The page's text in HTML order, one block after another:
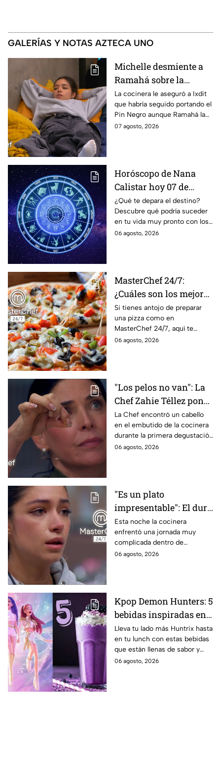
GALERÍAS Y NOTAS AZTECA UNO
Michelle desmiente a
Ramahá sobre la
designación del Pin
Negro a un integrante
de las "Divas" en
MasterChef 24/7
La cocinera le aseguró a Ixdit
que habría seguido portando el
Pin Negro aunque Ramahá la
hubiera subido al balcón
07 agosto, 2026
Horóscopo de Nana
Calistar hoy 07 de
agosto; estos signos
podrían dejar de estar
solteros más pronto de
lo que imaginan y
¿Qué te depara el destino?
Descubre qué podría suceder
en tu vida muy pronto con los
horóscopos de Nana Calistar;
06 agosto, 2026
MasterChef 24/7:
¿Cuáles son los mejores
quesos para preparar
pizza en casa?
Si tienes antojo de preparar
una pizza como en
MasterChef 24/7, aquí te
contamos todo lo que debes
06 agosto, 2026
"Los pelos no van": La
Chef Zahie Téllez pone
en evidencia a Carmen
en la gala de mandiles
negros de MasterChef
24/7
La Chef encontró un cabello
en el embutido de la cocinera
durante la primera degustación
de la noche
06 agosto, 2026
"Es un plato
impresentable": El duro
regaño que hizo llorar a
Michelle dentro de
MasterChef 24/7
Esta noche la cocinera
enfrentó una jornada muy
complicada dentro de
MasterChef 24/7.
06 agosto, 2026
Kpop Demon Hunters: 5
bebidas inspiradas en
las guerreras Huntrix
para llevar a la escuela
este regreso a clases
2026; son saludables y
Lleva tu lado más Huntrix hasta
en tu lunch con estas bebidas
que están llenas de sabor y
frescura.
06 agosto, 2026